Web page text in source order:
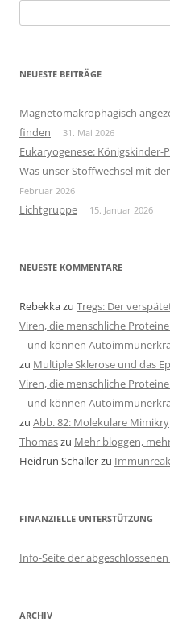
nach:
NEUESTE BEITRÄGE
Magnetomakrophagisch
finden
31. Mai 2026
Eukaryogenese: Königskinder-
Was unser Stoffwechsel mit
Februar 2026
Lichtgruppe 15. Januar 2026
NEUESTE KOMMENTARE
Rebekkazu Tregs: Der
Viren, die menschliche
– und können
zu Multiple Sklerose und das
Viren, die menschliche
– und können
zu Abb. 82: Molekulare Mimikry
Thomaszu Mehr bloggen,
Heidrun Schallerzu
FINANZIELLE UNTERSTÜTZUNG
Info-Seite der
ARCHIV